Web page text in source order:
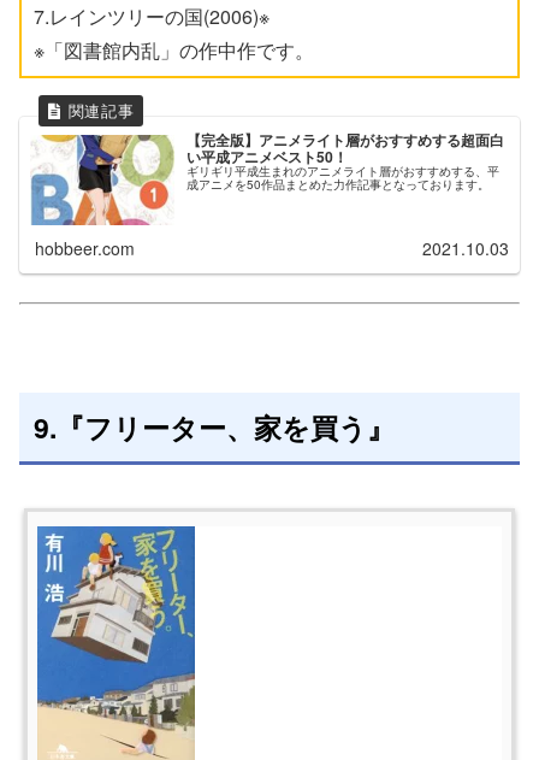
7.レインツリーの国(2006)※
※「図書館内乱」の作中作です。
【完全版】アニメライト層がおすすめする超面白
い平成アニメベスト50！
ギリギリ平成生まれのアニメライト層がおすすめする、平
成アニメを50作品まとめた力作記事となっております。
hobbeer.com 2021.10.03
9.『フリーター、家を買う』